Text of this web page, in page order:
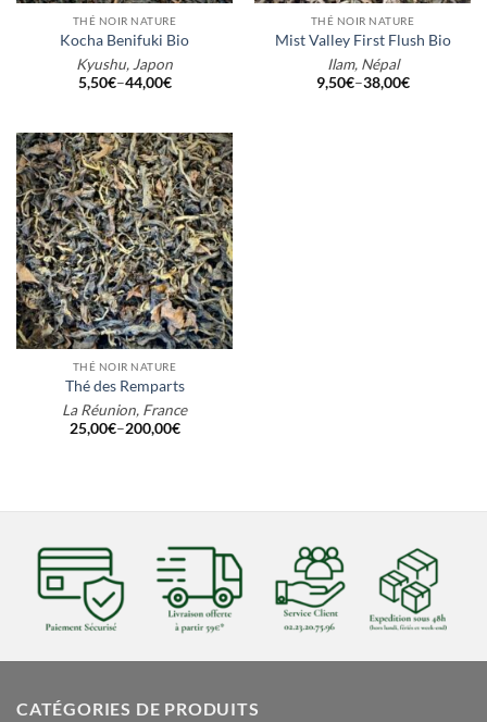
THÉ NOIR NATURE
Kocha Benifuki Bio
Kyushu, Japon
5,50€–44,00€
THÉ NOIR NATURE
Mist Valley First Flush Bio
Ilam, Népal
9,50€–38,00€
THÉ NOIR NATURE
Thé des Remparts
La Réunion, France
25,00€–200,00€
CATÉGORIES DE PRODUITS